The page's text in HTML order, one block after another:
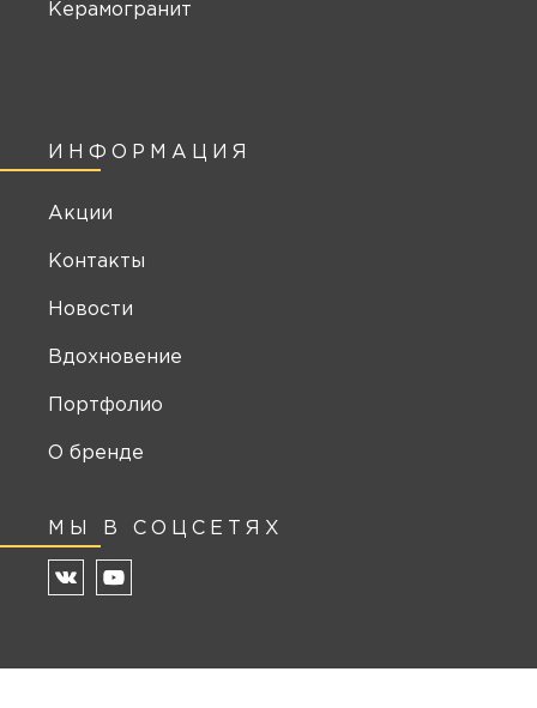
ИНФОРМАЦИЯ
Акции
Контакты
Новости
Вдохновение
Портфолио
О бренде
МЫ В СОЦСЕТЯХ
Керамогранит